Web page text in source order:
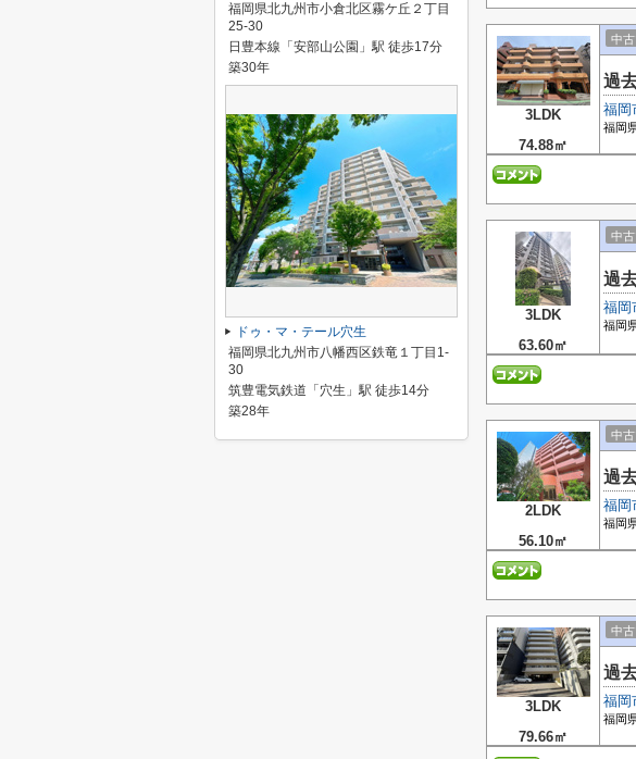
3LDK
74.88㎡
中
過
福岡
福岡
3LDK
63.60㎡
中
過
福岡
福岡
2LDK
56.10㎡
中
過
福岡
福岡
3LDK
79.66㎡
中
過
福岡
福岡
福岡県北九州市小倉北区霧ケ丘２丁目
25-30
日豊本線「安部山公園」駅 徒歩17分
築30年
ドゥ・マ・テール穴生
福岡県北九州市八幡西区鉄竜１丁目1-
30
筑豊電気鉄道「穴生」駅 徒歩14分
築28年